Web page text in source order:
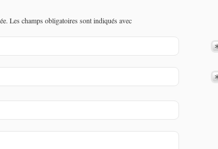
Les champs obligatoires sont indiqués avec